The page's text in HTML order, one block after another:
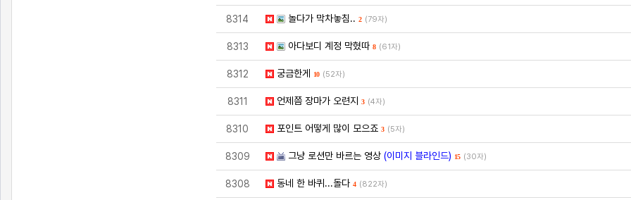
8314 놀다가 막차놓침.. 2 (79자)
8313 아다보디 계정 막혔따 8 (61자)
8312 궁금한게 10 (52자)
8311 언제쯤 장마가 오련지 3 (4자)
8310 포인트 어떻게 많이 모으죠 3 (5자)
8309 그냥 로션만 바르는 영상 (이미지 블라인드) 15 (30자)
8308 동네 한 바퀴...돌다 4 (822자)